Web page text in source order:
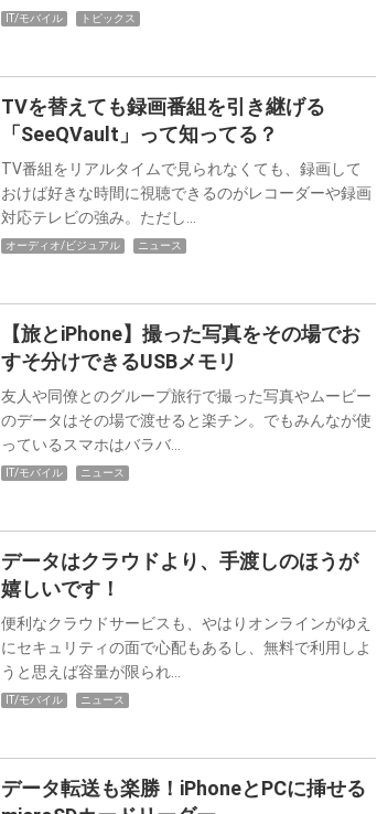
IT/モバイル トピックス
TVを替えても録画番組を引き継げる
「SeeQVault」って知ってる？
TV番組をリアルタイムで見られなくても、録画して
おけば好きな時間に視聴できるのがレコーダーや録画
対応テレビの強み。ただし…
オーディオ/ビジュアル ニュース
【旅とiPhone】撮った写真をその場でお
すそ分けできるUSBメモリ
友人や同僚とのグループ旅行で撮った写真やムービー
のデータはその場で渡せると楽チン。でもみんなが使
っているスマホはバラバ…
IT/モバイル ニュース
データはクラウドより、手渡しのほうが
嬉しいです！
便利なクラウドサービスも、やはりオンラインがゆえ
にセキュリティの面で心配もあるし、無料で利用しよ
うと思えば容量が限られ…
IT/モバイル ニュース
データ転送も楽勝！iPhoneとPCに挿せる